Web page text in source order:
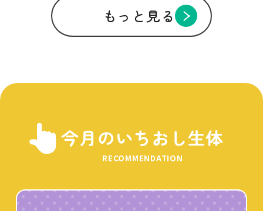
もっと見る
今月のいちおし生体
RECOMMENDATION